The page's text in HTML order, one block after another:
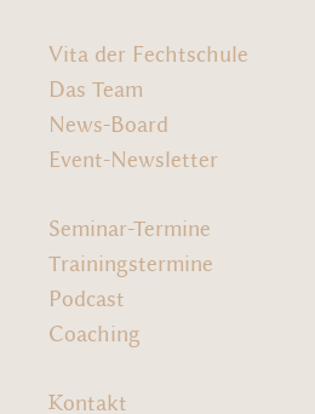
Vita der Fechtschule
Das Team
News-Board
Event-Newsletter
Seminar-Termine
Trainingstermine
Podcast
Coaching
Kontakt